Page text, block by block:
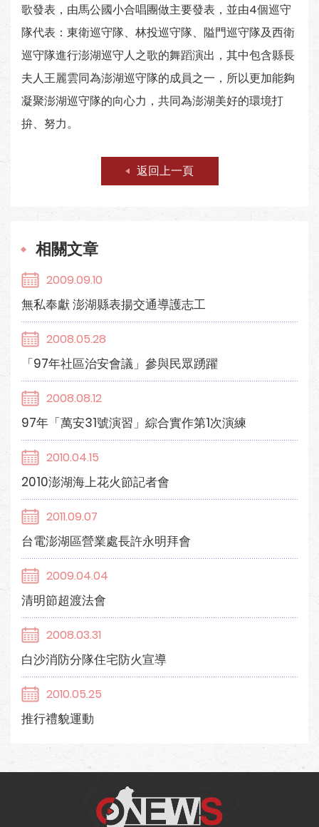
歌發表，由馬公國小合唱團做主要發表，並由4個巡守
隊代表：東衛巡守隊、林投巡守隊、隘門巡守隊及西衛
巡守隊進行澎湖巡守人之歌的舞蹈演出，其中包含縣長
夫人王麗雲同為澎湖巡守隊的成員之一，所以更加能夠
凝聚澎湖巡守隊的向心力，共同為澎湖美好的環境打
拚、努力。
返回上一頁
相關文章
2009.09.10
無私奉獻 澎湖縣表揚交通導護志工
2008.05.28
「97年社區治安會議」參與民眾踴躍
2008.08.12
97年「萬安31號演習」綜合實作第1次演練
2010.04.15
2010澎湖海上花火節記者會
2011.09.07
台電澎湖區營業處長許永明拜會
2009.04.04
清明節超渡法會
2008.03.31
白沙消防分隊住宅防火宣導
2010.05.25
推行禮貌運動